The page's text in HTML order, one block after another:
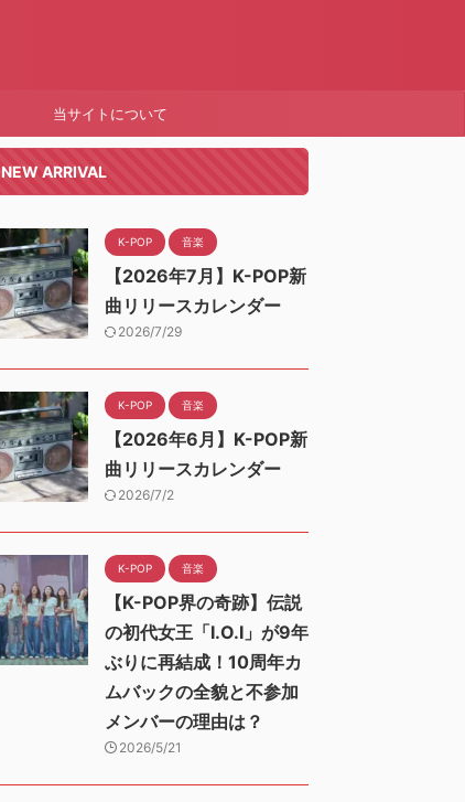
当サイトについて
NEW ARRIVAL
K-POP 音楽
【2026年7月】K-POP新
曲リリースカレンダー
2026/7/29
K-POP 音楽
【2026年6月】K-POP新
曲リリースカレンダー
2026/7/2
K-POP 音楽
【K-POP界の奇跡】伝説
の初代女王「I.O.I」が9年
ぶりに再結成！10周年カ
ムバックの全貌と不参加
メンバーの理由は？
2026/5/21